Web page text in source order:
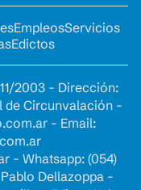
EmpleosServicios
Edictos
2003 - Dirección:
de Circunvalación -
- Email:
- Whatsapp: (054)
Dellazoppa -